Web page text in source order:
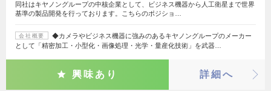
同社はキヤノングループの中核企業として、ビジネス機器から人工衛星まで世界
基準の製品開発を行っております。こちらのポジショ…
会社概要
◆カメラやビジネス機器に強みのあるキヤノングループのメーカー
として「精密加工・小型化・画像処理・光学・量産化技術」を武器…
興味あり 詳細へ